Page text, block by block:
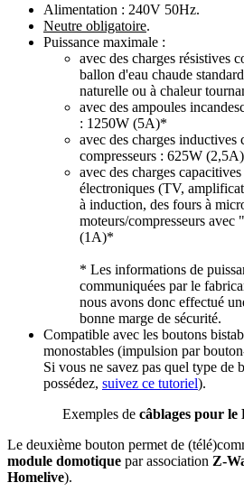
Alimentation : 240V 50Hz.
Neutre obligatoire.
Puissance maximale :
avec des charges résistives
ballon d'eau chaude
naturelle ou à chaleur
avec des ampoules
: 1250W (5A)*
avec des charges inductives
compresseurs : 625W
avec des charges
électroniques (TV,
à induction, des fours à
moteurs/compresseurs
(1A)*
* Les informations de
communiquées par le
nous avons donc effectué
bonne marge de sécurité.
Compatible avec les boutons
monostables (impulsion par
Si vous ne savez pas quel type de
possédez, suivez ce tutoriel).
Exemples de câblages pour le
Le deuxième bouton permet de
module domotique par association Z-
Homelive).